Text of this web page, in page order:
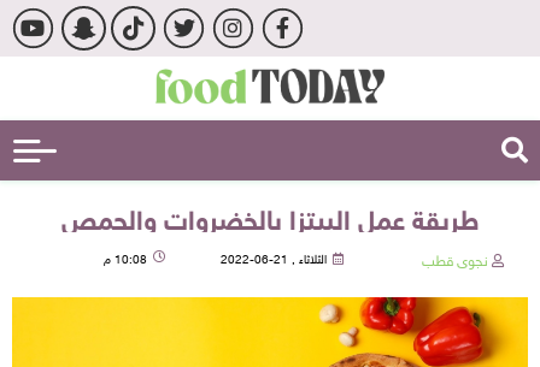
طريقة عمل البيتزا بالخضروات والحمص
نجوى قطب الثلاثاء , 21-06-2022 10:08 م